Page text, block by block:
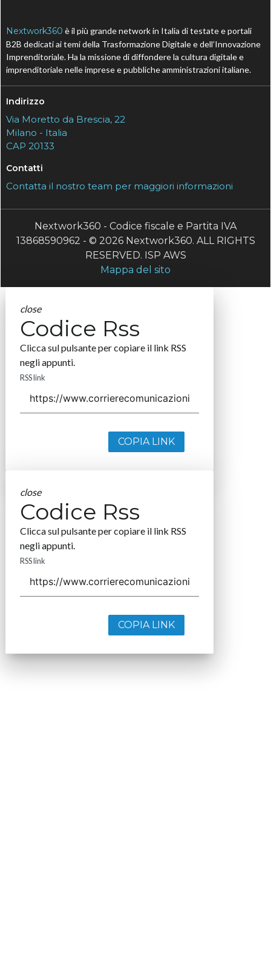
Nextwork360 è il più grande network in Italia di testate e portali
B2B dedicati ai temi della Trasformazione Digitale e dell’Innovazione
Imprenditoriale. Ha la missione di diffondere la cultura digitale e
imprenditoriale nelle imprese e pubbliche amministrazioni italiane.
Indirizzo
Via Moretto da Brescia, 22
Milano - Italia
CAP 20133
Contatti
Contatta il nostro team per maggiori informazioni
Nextwork360 - Codice fiscale e Partita IVA
13868590962 - © 2026 Nextwork360. ALL RIGHTS
RESERVED. ISP AWS
Mappa del sito
close
Codice Rss
Clicca sul pulsante per copiare il link RSS
negli appunti.
RSS link
COPIA LINK
close
Codice Rss
Clicca sul pulsante per copiare il link RSS
negli appunti.
RSS link
COPIA LINK